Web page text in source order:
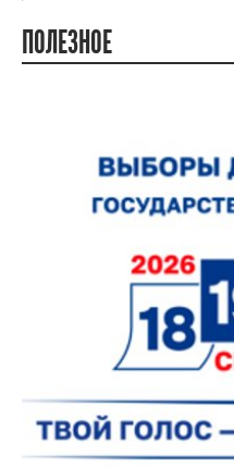
ПОЛЕЗНОЕ